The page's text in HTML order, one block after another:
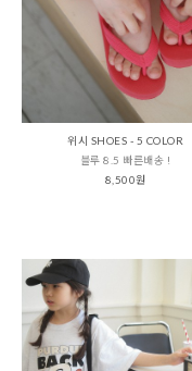
위시 SHOES - 5 COLOR
블루 8.5 빠른배송 !
8,500원